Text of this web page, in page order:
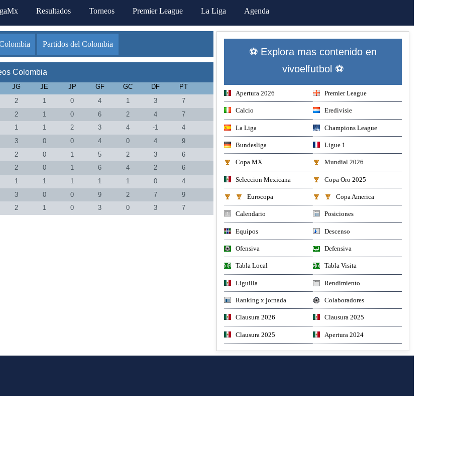
Resultados Torneos Premier League La Liga Agenda
Partidos del Colombia
Colombia
JG JE JP GF GC DF
PT
2 1 0 4 1 3
7
2 1 0 6 2 4
7
1 1 2 3 4 -1
4
3 0 0 4 0 4
9
2 0 1 5 2 3
6
2 0 1 6 4 2
6
1 1 1 1 1 0
4
3 0 0 9 2 7
9
2 1 0 3 0 3 7
⚽ Explora mas contenido en
vivoelfutbol ⚽
Apertura 2026 Premier League
Calcio Eredivisie
La Liga Champions League
Bundesliga Ligue 1
Copa MX Mundial 2026
Seleccion Mexicana Copa Oro 2025
Eurocopa Copa America
Calendario Posiciones
Equipos Descenso
Ofensiva Defensiva
Tabla Local Tabla Visita
Liguilla Rendimiento
Ranking x jornada Colaboradores
Clausura 2026 Clausura 2025
Clausura 2025 Apertura 2024